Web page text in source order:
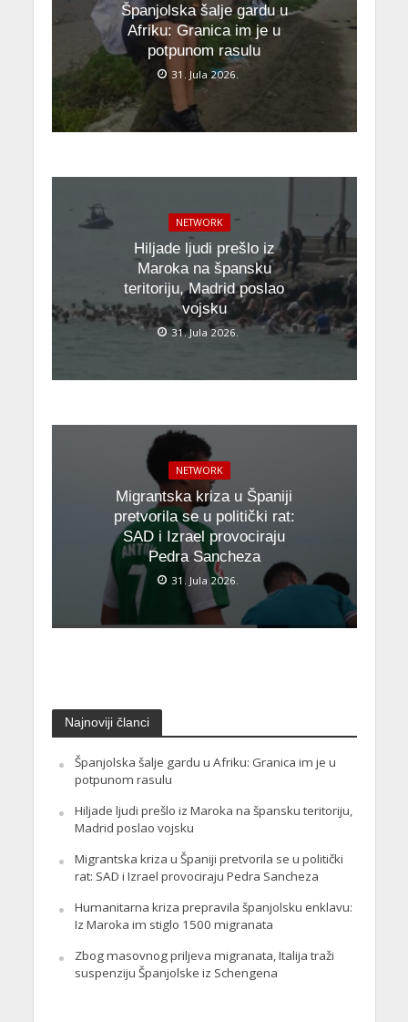
Španjolska šalje gardu u
Afriku: Granica im je u
potpunom rasulu
31. Jula 2026.
NETWORK
Hiljade ljudi prešlo iz
Maroka na špansku
teritoriju, Madrid poslao
vojsku
31. Jula 2026.
NETWORK
Migrantska kriza u Španiji
pretvorila se u politički rat:
SAD i Izrael provociraju
Pedra Sancheza
31. Jula 2026.
Najnoviji članci
Španjolska šalje gardu u Afriku: Granica im je u
potpunom rasulu
Hiljade ljudi prešlo iz Maroka na špansku teritoriju,
Madrid poslao vojsku
Migrantska kriza u Španiji pretvorila se u politički
rat: SAD i Izrael provociraju Pedra Sancheza
Humanitarna kriza prepravila španjolsku enklavu:
Iz Maroka im stiglo 1500 migranata
Zbog masovnog priljeva migranata, Italija traži
suspenziju Španjolske iz Schengena